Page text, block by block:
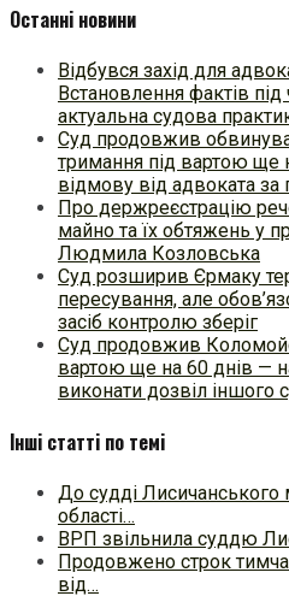
Останні новини
Відбувся захід для
Встановлення фактів під
актуальна судова
Суд продовжив
тримання під вартою ще
відмову від адвоката
Про держреєстрацію
майно та їх обтяжень у
Людмила Козловська
Суд розширив Єрмаку
пересування, але
засіб контролю зберіг
Суд продовжив
вартою ще на 60 днів —
виконати дозвіл іншого
Інші статті по темі
До судді Лисичанського
області…
ВРП звільнила суддю
Продовжено строк
від…